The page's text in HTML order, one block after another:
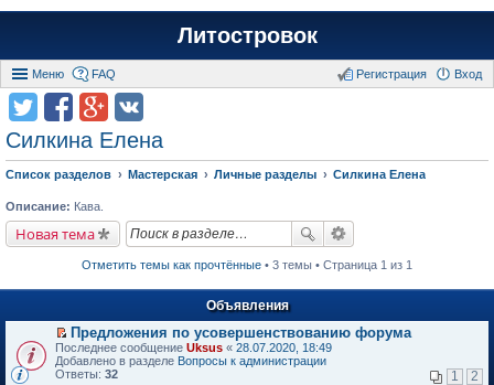
Литостровок
Меню FAQ Вход
Регистрация
Силкина Елена
Список разделов Мастерская Личные разделы Силкина Елена
Описание: Кава.
Новая тема
Отметить темы как прочтённые • 3 темы • Страница 1 из 1
Объявления
П
е
р
Предложения по усовершенствованию форума
Последнее сообщение Uksus « 28.07.2020, 18:49
Добавлено в разделе Вопросы к администрации
Ответы: 32 1 2